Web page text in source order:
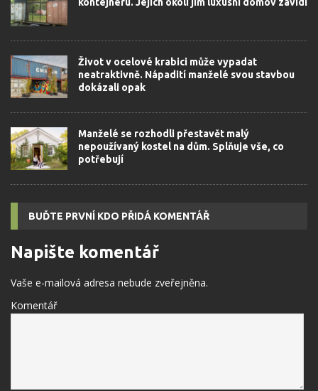
kontejneru. Jejich okolí jim luxusní domov závidí
Život v ocelové krabici může vypadat
neatraktivně. Nápadití manželé svou stavbou
dokázali opak
Manželé se rozhodli přestavět malý
nepoužívaný kostel na dům. Splňuje vše, co
potřebují
BUĎTE PRVNÍ KDO PŘIDÁ KOMENTÁŘ
Napište komentář
Vaše e-mailová adresa nebude zveřejněna.
Komentář